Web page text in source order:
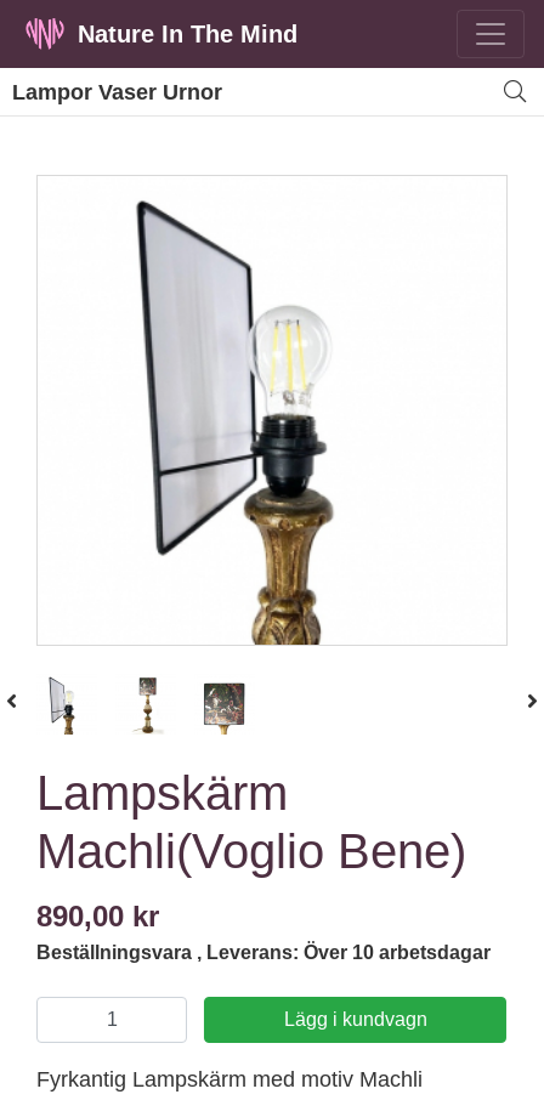
Nature In The Mind
Lampor Vaser Urnor
Lampskärm
Machli(Voglio Bene)
890,00 kr
Beställningsvara , Leverans: Över 10 arbetsdagar
Lägg i kundvagn
Fyrkantig Lampskärm med motiv Machli